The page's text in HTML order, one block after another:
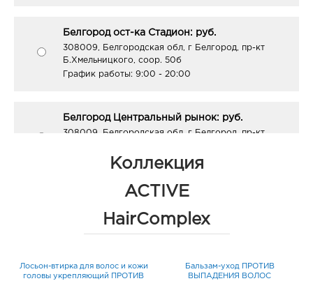
Белгород ост-ка Стадион: руб.
308009, Белгородская обл, г Белгород, пр-кт
Б.Хмельницкого, соор. 50б
График работы: 9:00 - 20:00
Белгород Центральный рынок: руб.
308009, Белгородская обл, г Белгород, пр-кт
График работы:9:00 - 21:00
308036, Белгородская обл, г Белгород, ул Конева,
Коллекция
ACTIVE
HairComplex
Лосьон-втирка для волос и кожи
головы укрепляющий ПРОТИВ
Бальзам-уход ПРОТИВ
ВЫПАДЕНИЯ ВОЛОС